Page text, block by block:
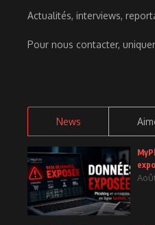
Actualités, interviews,
Pour nous contacter,
News